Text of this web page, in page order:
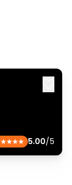
5.00/5